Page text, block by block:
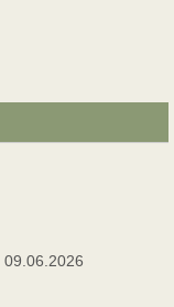
09.06.2026